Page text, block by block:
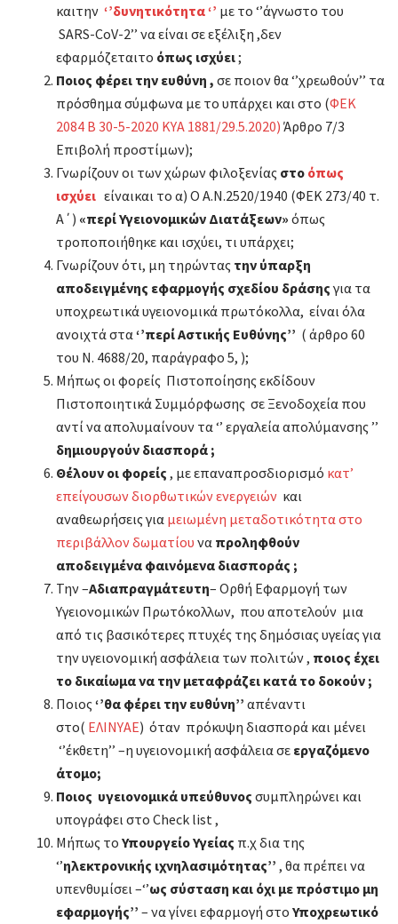
καιτην ‘’δυνητικότητα ‘’ με το ‘’άγνωστο του
SARS-CoV-2’’ να είναι σε εξέλιξη ,δεν
εφαρμόζεταιτο όπως ισχύει;
Ποιος φέρει την ευθύνη , σε ποιον θα ‘’χρεωθούν’’ τα
πρόσθημα σύμφωνα με το υπάρχει και στο (ΦΕΚ
2084 Β 30-5-2020 ΚΥΑ 1881/29.5.2020) Άρθρο 7/3
Επιβολή προστίμων);
Γνωρίζουν οι των χώρων φιλοξενίας στο όπως
ισχύει είναικαι το α) O Α.Ν.2520/1940 (ΦΕΚ 273/40 τ.
Α΄) «περί Υγειονομικών Διατάξεων» όπως
τροποποιήθηκε και ισχύει, τι υπάρχει;
Γνωρίζουν ότι, μη τηρώντας την ύπαρξη
αποδειγμένης εφαρμογής σχεδίου δράσηςγια τα
υποχρεωτικά υγειονομικά πρωτόκολλα, είναι όλα
ανοιχτά στα ‘’περί Αστικής Ευθύνης’’ ( άρθρο 60
του Ν. 4688/20, παράγραφο 5, );
Μήπως οι φορείς Πιστοποίησης εκδίδουν
Πιστοποιητικά Συμμόρφωσης σε Ξενοδοχεία που
αντί να απολυμαίνουν τα ‘’ εργαλεία απολύμανσης ’’
δημιουργούν διασπορά ;
Θέλουν οι φορείς , με επαναπροσδιορισμό κατ’
επείγουσων διορθωτικών ενεργειών και
αναθεωρήσεις για μειωμένη μεταδοτικότητα στο
περιβάλλον δωματίου να προληφθούν
αποδειγμένα φαινόμενα διασποράς ;
Την –Αδιαπραγμάτευτη– Ορθή Εφαρμογή των
Υγειονομικών Πρωτόκολλων, που αποτελούν μια
από τις βασικότερες πτυχές της δημόσιας υγείας για
την υγειονομική ασφάλεια των πολιτών , ποιος έχει
το δικαίωμα να την μεταφράζει κατά το δοκούν ;
Ποιος‘’θα φέρει την ευθύνη’’ απέναντι
στο( ΕΛΙΝΥΑΕ) όταν πρόκυψη διασπορά και μένει
‘’έκθετη’’ –η υγειονομική ασφάλεια σε εργαζόμενο
άτομο;
Ποιος υγειονομικά υπεύθυνος συμπληρώνει και
υπογράφει στο Check list ,
Μήπως το Υπουργείο Υγείας π.χ δια της
‘’ηλεκτρονικής ιχνηλασιμότητας’’ , θα πρέπει να
υπενθυμίσει –‘’ως σύσταση και όχι με πρόστιμο μη
εφαρμογής’’ – να γίνει εφαρμογή στο Υποχρεωτικό